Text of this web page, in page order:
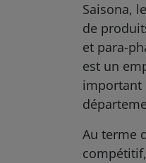
Saisona,
de
et para-
est un
important
Au terme